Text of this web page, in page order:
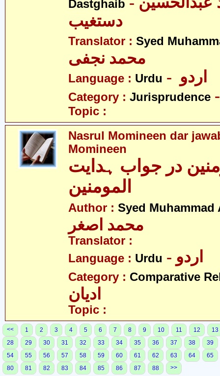
Dastghaib
دستغیب
Translator : Syed
محمد نجفی
Language : Urdu
Category : Jurisprudence
Topic :
Nasrul Momineen dar
Momineen
در جواب ہدایت
المومنین
Author : Syed Muhammad
محمد اصغر
Translator :
Language : Urdu - اردو
Category : Comparative
ادیان
Topic :
<< 1 2 3 4 5 6 7 8 9 10 11 12
13
28
29 30 31 32 33 34 35 36 37 38
39
54
55 56 57 58 59 60 61 62 63 64
65
80
81 82 83 84 85 86 87 88 >>